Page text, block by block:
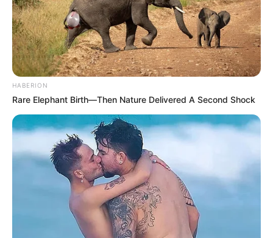
ouvir a sua opinião sobre a arte com tecido.
Veja também:
Flores de Fuxico – Ideias Lindas e Criativas
Flores de Tecido – Guia Absolutamente Completo
HABERION
Rare Elephant Birth—Then Nature Delivered A Second Shock